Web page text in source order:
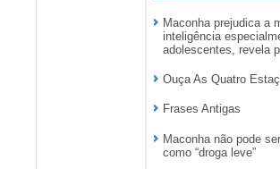
Maconha prejudica a
inteligência
adolescentes, revela
Ouça As Quatro
Frases Antigas
Maconha não pode
como “droga leve”